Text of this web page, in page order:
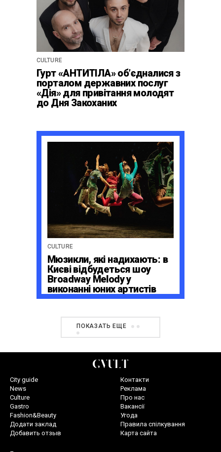
CULTURE
Гурт «АНТИТІЛА» обʼєдналися з
порталом державних послуг
«Дія» для привітання молодят
до Дня Закоханих
CULTURE
Мюзикли, які надихають: в
Києві відбудеться шоу
Broadway Melody у
виконанні юних артистів
Broadway Kids Studio
ПОКАЗАТЬ ЕЩЕ
City guide
News
Culture
Gastro
Fashion&Beauty
Додати заклад
Добавить отзыв
Контакти
Реклама
Про нас
Вакансії
Угода
Правила спілкування
Карта сайта